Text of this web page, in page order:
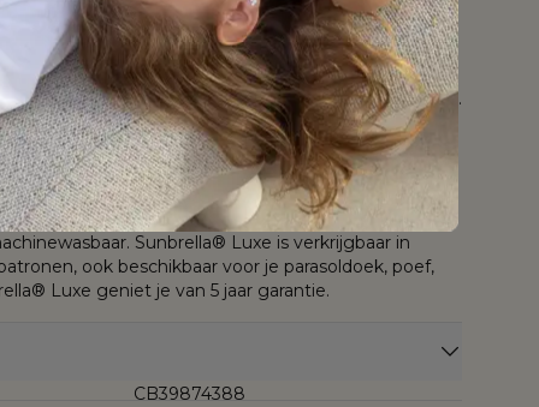
roestvrij, licht maar bijzonder sterk materiaal. De
kwalitatief dankzij hun Sunbrella® Luxe-stof.
weerbestendige stof met een coating die niet
ook beschermt tegen vuil, vlekken en vloeistoffen.
bestand tegen weer en wind, mag het hele jaar
jarenlang slijt- en kleurvast dankzij de tot in de kern
stof wordt bij Bristol À La Carte
laag quick dry foam, een comfortabel schuim
dat geen water ophoudt én snel droogt. Alle kussens
Sunbrella® Luxe is verkrijgbaar in
ook beschikbaar voor je parasoldoek, poef,
Luxe geniet je van 5 jaar garantie.
CB39874388